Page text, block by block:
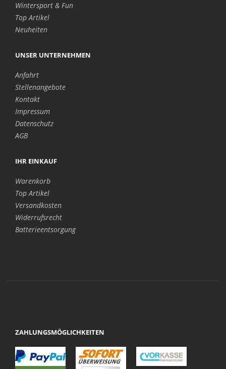
Wintersport & Fun
Top Artikel
Neuheiten
UNSER UNTERNEHMEN
Anfahrt
Stellenangebote
Kontakt
Impressum
Datenschutz
AGB
IHR EINKAUF
Warenkorb
Top Artikel
Versandkosten
Widerrufsrecht
Batterieentsorgung
ZAHLUNGSMÖGLICHKEITEN